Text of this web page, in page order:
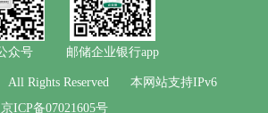
众号 邮储企业银行app
All Rights Reserved
本网站支持IPv6
ICP备07021605号